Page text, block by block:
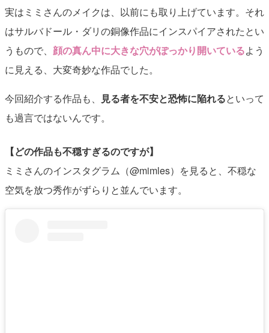
実はミミさんのメイクは、以前にも取り上げています。それ
はサルバドール・ダリの銅像作品にインスパイアされたとい
うもので、 顔の真ん中に大きな穴がぽっかり開いているよう
に見える、大変奇妙な作品でした。
今回紹介する作品も、 見る者を不安と恐怖に陥れるといって
も過言ではないんです。
【どの作品も不穏すぎるのですが】
ミミさんのインスタグラム（@mimles）を見ると、不穏な
空気を放つ秀作がずらりと並んでいます。